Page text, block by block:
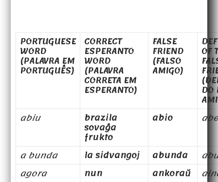
PORTUGUESE
WORD
(PALAVRA EM
PORTUGUÊS)
CORRECT
ESPERANTO
WORD
(PALAVRA
CORRETA EM
ESPERANTO)
FALSE
FRIEND
(FALSO
AMIGO)
OF
DO
abiu
brazila
sovaĝa
frukto
abio
a bunda la sidvangoj abunda
agora
nun ankoraŭ